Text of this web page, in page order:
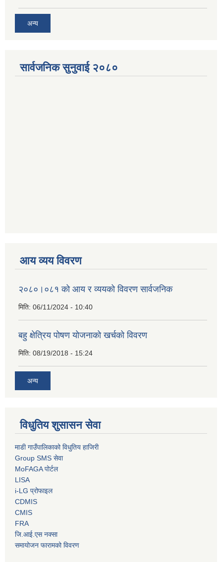
अन्य
सार्वजनिक सुनुवाई २०८०
आय व्यय विवरण
२०८०।०८१ को आय र व्ययको विवरण सार्वजनिक
मिति: 06/11/2024 - 10:40
बहु क्षेत्रिय पोषण योजनाको खर्चको विवरण
मिति: 08/19/2018 - 15:24
अन्य
विधुतिय शुसासन सेवा
माडी गाउँपालिकाको विधुतिय हाजिरी
Group SMS सेवा
MoFAGA पोर्टल
LISA
i-LG प्रोफाइल
CDMIS
CMIS
FRA
जि.आई.एस नक्सा
समायोजन फारामको विवरण